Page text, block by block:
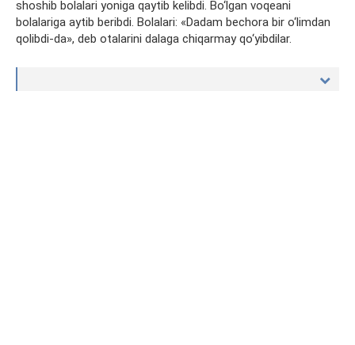
shoshib bolalari yoniga qaytib kelibdi. Bo‘lgan voqeani
bolalariga aytib beribdi. Bolalari: «Dadam bechora bir o‘limdan
qolibdi-da», deb otalarini dalaga chiqarmay qo‘yibdilar.